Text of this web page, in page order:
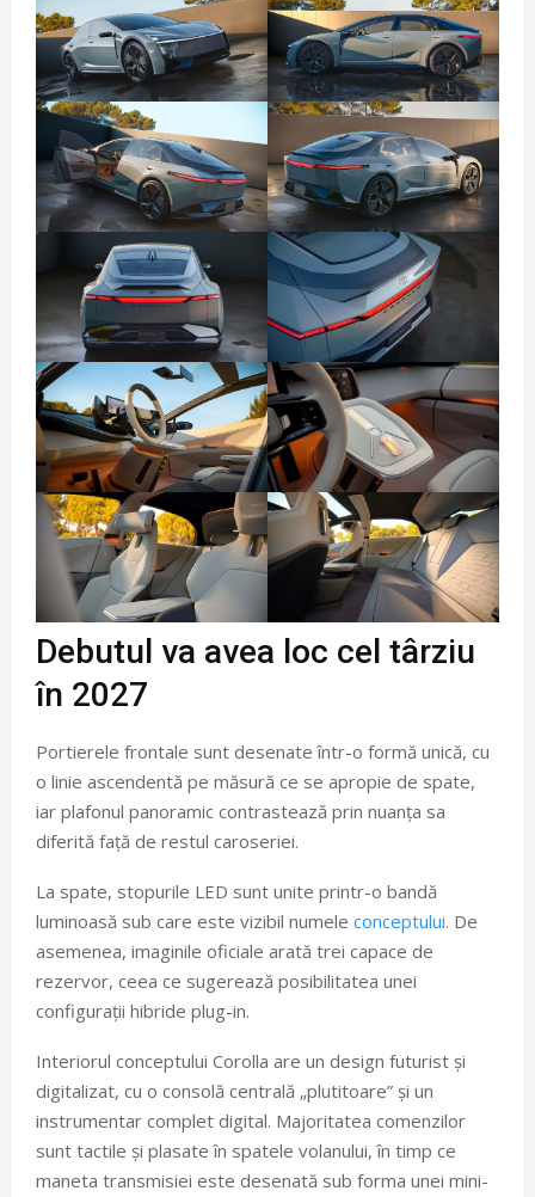
Debutul va avea loc cel târziu
în 2027
Portierele frontale sunt desenate într-o formă unică, cu
o linie ascendentă pe măsură ce se apropie de spate,
iar plafonul panoramic contrastează prin nuanța sa
diferită față de restul caroseriei.
La spate, stopurile LED sunt unite printr-o bandă
luminoasă sub care este vizibil numele conceptului. De
asemenea, imaginile oficiale arată trei capace de
rezervor, ceea ce sugerează posibilitatea unei
configurații hibride plug-in.
Interiorul conceptului Corolla are un design futurist și
digitalizat, cu o consolă centrală „plutitoare” și un
instrumentar complet digital. Majoritatea comenzilor
sunt tactile și plasate în spatele volanului, în timp ce
maneta transmisiei este desenată sub forma unei mini-